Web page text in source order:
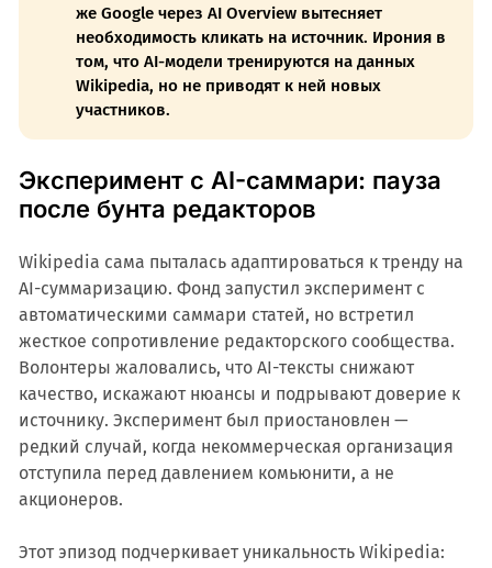
же Google через AI Overview вытесняет
необходимость кликать на источник. Ирония в
том, что AI-модели тренируются на данных
Wikipedia, но не приводят к ней новых
участников.
Эксперимент с AI-саммари: пауза
после бунта редакторов
Wikipedia сама пыталась адаптироваться к тренду на
AI-суммаризацию. Фонд запустил эксперимент с
автоматическими саммари статей, но встретил
жесткое сопротивление редакторского сообщества.
Волонтеры жаловались, что AI-тексты снижают
качество, искажают нюансы и подрывают доверие к
источнику. Эксперимент был приостановлен —
редкий случай, когда некоммерческая организация
отступила перед давлением комьюнити, а не
акционеров.
Этот эпизод подчеркивает уникальность Wikipedia: